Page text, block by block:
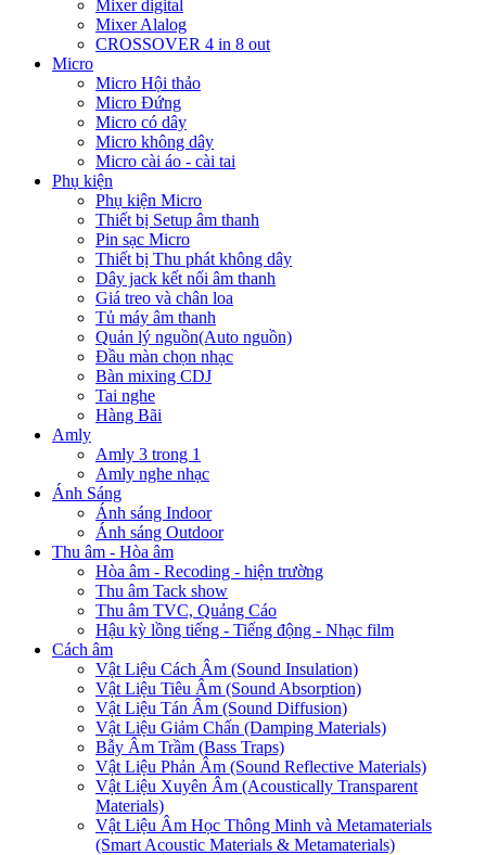
Mixer digital
Mixer Alalog
CROSSOVER 4 in 8 out
Micro
Micro Hội thảo
Micro Đứng
Micro có dây
Micro không dây
Micro cài áo - cài tai
Phụ kiện
Phụ kiện Micro
Thiết bị Setup âm thanh
Pin sạc Micro
Thiết bị Thu phát không dây
Dây jack kết nối âm thanh
Giá treo và chân loa
Tủ máy âm thanh
Quản lý nguồn(Auto nguồn)
Đầu màn chọn nhạc
Bàn mixing CDJ
Tai nghe
Hàng Bãi
Amly
Amly 3 trong 1
Amly nghe nhạc
Ánh Sáng
Ánh sáng Indoor
Ánh sáng Outdoor
Thu âm - Hòa âm
Hòa âm - Recoding - hiện trường
Thu âm Tack show
Thu âm TVC, Quảng Cáo
Hậu kỳ lồng tiếng - Tiếng động - Nhạc film
Cách âm
Vật Liệu Cách Âm (Sound Insulation)
Vật Liệu Tiêu Âm (Sound Absorption)
Vật Liệu Tán Âm (Sound Diffusion)
Vật Liệu Giảm Chấn (Damping Materials)
Bẫy Âm Trầm (Bass Traps)
Vật Liệu Phản Âm (Sound Reflective Materials)
Vật Liệu Xuyên Âm (Acoustically Transparent
Materials)
Vật Liệu Âm Học Thông Minh và Metamaterials
(Smart Acoustic Materials & Metamaterials)